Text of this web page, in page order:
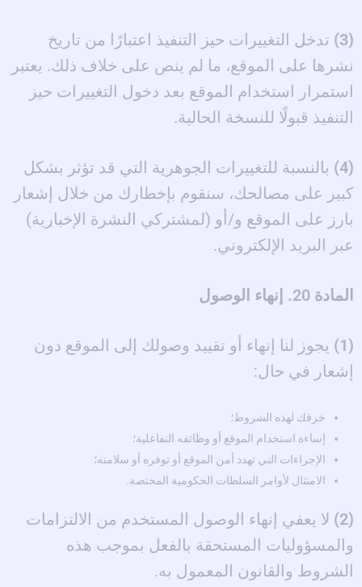
(3)
تدخل التغييرات حيز التنفيذ اعتبارًا من تاريخ
نشرها على الموقع، ما لم ينص على خلاف ذلك. يعتبر
استمرار استخدام الموقع بعد دخول التغييرات حيز
التنفيذ قبولًا للنسخة الحالية.
(4)
بالنسبة للتغييرات الجوهرية التي قد تؤثر بشكل
كبير على مصالحك، سنقوم بإخطارك من خلال إشعار
بارز على الموقع و/أو (لمشتركي النشرة الإخبارية)
عبر البريد الإلكتروني.
المادة 20. إنهاء الوصول
(1)
يجوز لنا إنهاء أو تقييد وصولك إلى الموقع دون
إشعار في حال:
خرقك لهذه الشروط؛
إساءة استخدام الموقع أو وظائفه التفاعلية؛
الإجراءات التي تهدد أمن الموقع أو توفره أو سلامته؛
الامتثال لأوامر السلطات الحكومية المختصة.
(2)
لا يعفي إنهاء الوصول المستخدم من الالتزامات
والمسؤوليات المستحقة بالفعل بموجب هذه
الشروط والقانون المعمول به.